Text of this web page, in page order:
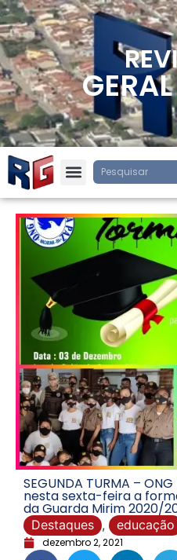
SEGUNDA TURMA –
nesta sexta-feira a
da Guarda Mirim 2020/
Destaques , educação
dezembro 2, 2021